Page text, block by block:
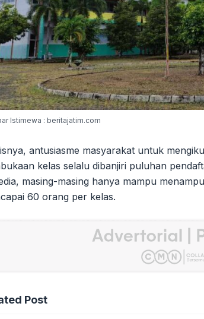
Istimewa : beritajatim.com
antusiasme masyarakat untuk
kelas selalu dibanjiri puluhan
masing-masing hanya mampu
60 orang per kelas.
Post